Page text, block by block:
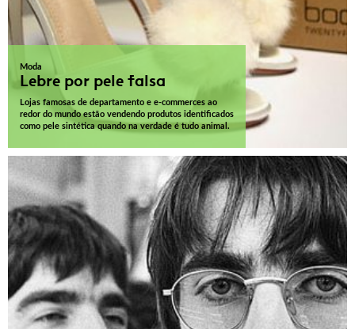
Moda
Lebre por pele falsa
Lojas famosas de departamento e e-commerces ao
redor do mundo estão vendendo produtos identificados
como pele sintética quando na verdade é tudo animal.